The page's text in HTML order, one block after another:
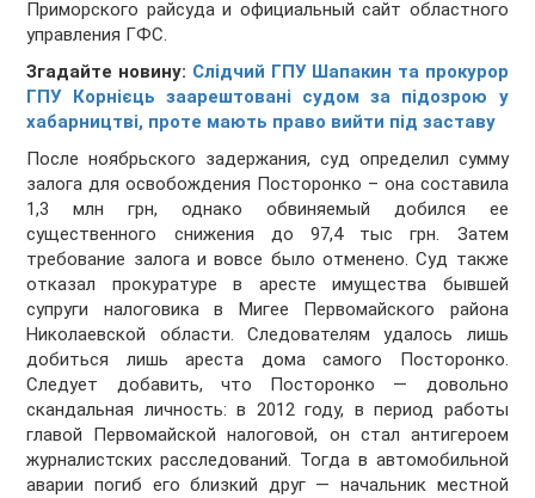
Приморского райсуда и официальный сайт областного
управления ГФС.
Згадайте новину: Слідчий ГПУ Шапакин та прокурор
ГПУ Корнієць заарештовані судом за підозрою у
хабарництві, проте мають право вийти під заставу
После ноябрьского задержания, суд определил сумму
залога для освобождения Посторонко – она составила
1,3 млн грн, однако обвиняемый добился ее
существенного снижения до 97,4 тыс грн. Затем
требование залога и вовсе было отменено. Суд также
отказал прокуратуре в аресте имущества бывшей
супруги налоговика в Мигее Первомайского района
Николаевской области. Следователям удалось лишь
добиться лишь ареста дома самого Посторонко.
Следует добавить, что Посторонко — довольно
скандальная личность: в 2012 году, в период работы
главой Первомайской налоговой, он стал антигероем
журналистских расследований. Тогда в автомобильной
аварии погиб его близкий друг — начальник местной